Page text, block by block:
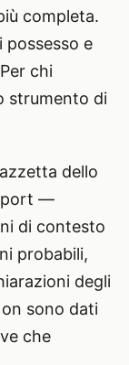
completa.
possesso e
chi
strumento di
dello
—
di contesto
probabili,
degli
sono dati
che